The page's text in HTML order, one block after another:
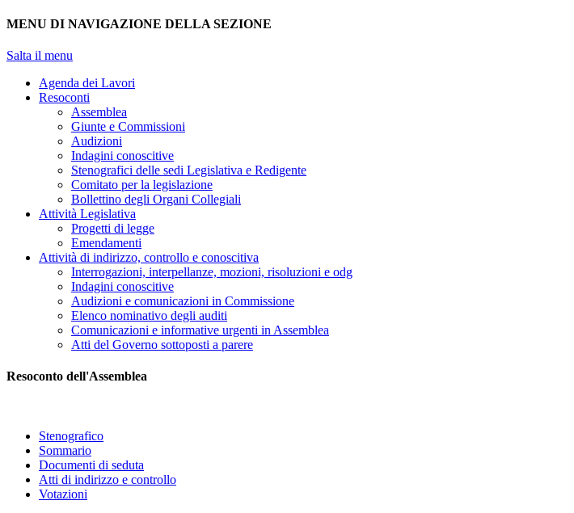
MENU DI NAVIGAZIONE DELLA SEZIONE
Salta il menu
Agenda dei Lavori
Resoconti
Assemblea
Giunte e Commissioni
Audizioni
Indagini conoscitive
Stenografici delle sedi Legislativa e Redigente
Comitato per la legislazione
Bollettino degli Organi Collegiali
Attività Legislativa
Progetti di legge
Emendamenti
Attività di indirizzo, controllo e conoscitiva
Interrogazioni, interpellanze, mozioni, risoluzioni e odg
Indagini conoscitive
Audizioni e comunicazioni in Commissione
Elenco nominativo degli auditi
Comunicazioni e informative urgenti in Assemblea
Atti del Governo sottoposti a parere
Resoconto dell'Assemblea
Stenografico
Sommario
Documenti di seduta
Atti di indirizzo e controllo
Votazioni